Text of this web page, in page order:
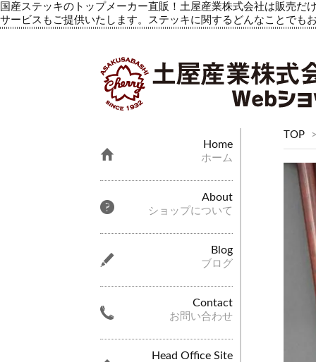
国産ステッキのトップメーカー直販！土屋産業株式会社は販売
サービスもご提供いたします。ステッキに関するどんなことでも
TOP
Home
ホーム
About
ショップについて
Blog
ブログ
Contact
お問い合わせ
Head Office Site